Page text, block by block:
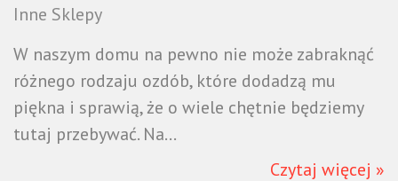
Inne Sklepy
W naszym domu na pewno nie może zabraknąć
różnego rodzaju ozdób, które dodadzą mu
piękna i sprawią, że o wiele chętnie będziemy
tutaj przebywać. Na...
Czytaj więcej »